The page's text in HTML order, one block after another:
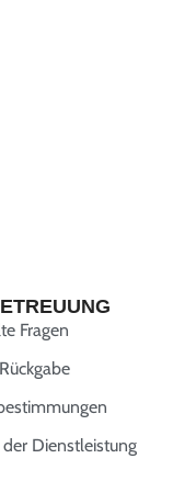
Fragen
Dienstleistung